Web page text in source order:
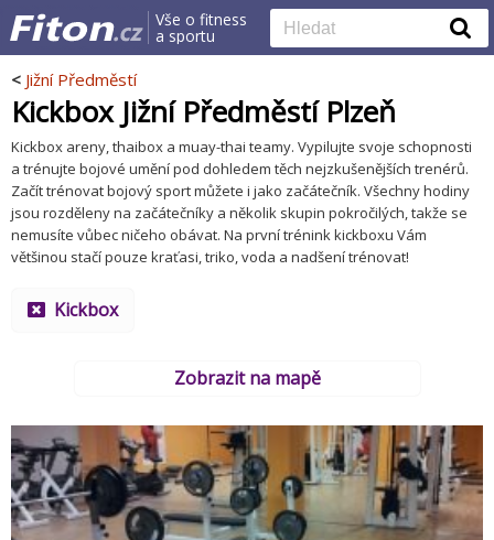
Vše o fitness
a sportu
< Jižní Předměstí
Kickbox Jižní Předměstí Plzeň
Kickbox areny, thaibox a muay-thai teamy. Vypilujte svoje schopnosti
a trénujte bojové umění pod dohledem těch nejzkušenějších trenérů.
Začít trénovat bojový sport můžete i jako začátečník. Všechny hodiny
jsou rozděleny na začátečníky a několik skupin pokročilých, takže se
nemusíte vůbec ničeho obávat. Na první trénink kickboxu Vám
většinou stačí pouze kraťasi, triko, voda a nadšení trénovat!
Kickbox
Zobrazit na mapě